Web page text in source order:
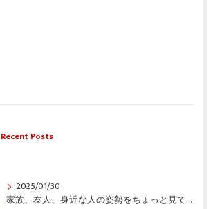
Recent Posts
2025/01/30
家族、友人、身近な人の姿勢をちょっと見てみませんか？